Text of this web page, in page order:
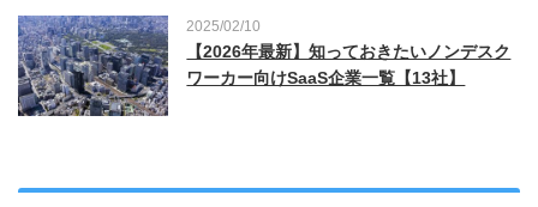
2025/02/10
【2026年最新】知っておきたいノンデスク
ワーカー向けSaaS企業一覧【13社】